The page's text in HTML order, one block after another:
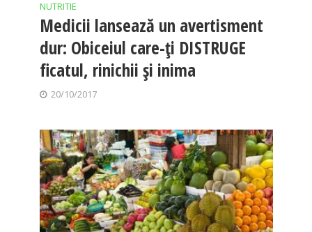
NUTRITIE
Medicii lansează un avertisment
dur: Obiceiul care-ţi DISTRUGE
ficatul, rinichii şi inima
20/10/2017